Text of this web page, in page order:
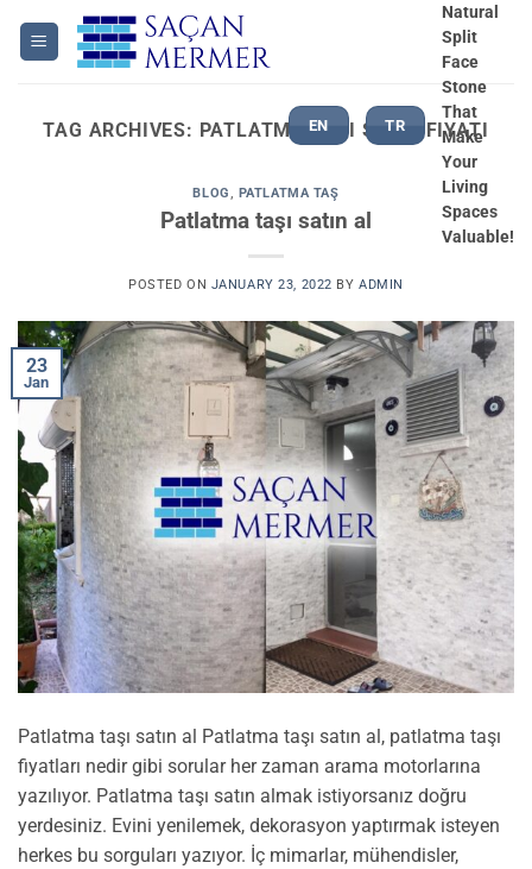
EN TR
Natural
Split
Face
Stone
That
Make
Your
Living
Spaces
Valuable!
TAG ARCHIVES: PATLATMA TAŞI SATIŞ FIYATI
BLOG, PATLATMA TAŞ
Patlatma taşı satın al
POSTED ON JANUARY 23, 2022 BY ADMIN
23
Jan
Patlatma taşı satın al Patlatma taşı satın al, patlatma taşı
fiyatları nedir gibi sorular her zaman arama motorlarına
yazılıyor. Patlatma taşı satın almak istiyorsanız doğru
yerdesiniz. Evini yenilemek, dekorasyon yaptırmak isteyen
herkes bu sorguları yazıyor. İç mimarlar, mühendisler,